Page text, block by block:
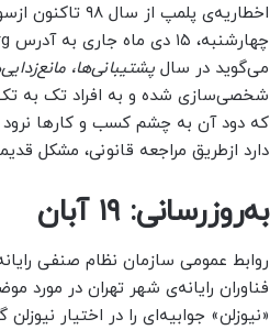
اخطاریه‌ی
می‌گوید در سال پشتیبانی‌ها،
شخصی‌سازی شده و به افراد تک به تک
که دود آن به چشم کسب و کارها نرود
دارد ازطریق مراجعه قانونی، مشکل
به‌روزرسانی: ۱۹ آبان
روابط عمومی سازمان نظام صنفی
فناوران رایانه‌ی شهر تهران در
«نیوزلن» جوابیه‌ای را در اختیار